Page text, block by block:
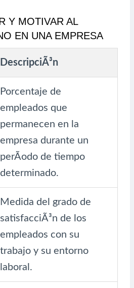
Y MOTIVAR AL
EN UNA EMPRESA
DescripciÃ³n
Porcentaje de
empleados que
permanecen en la
empresa durante un
perÃ­odo de tiempo
determinado.
Medida del grado de
satisfacciÃ³n de los
empleados con su
trabajo y su entorno
laboral.